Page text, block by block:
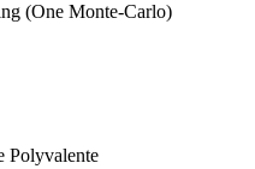
(One Monte-Carlo)
Polyvalente